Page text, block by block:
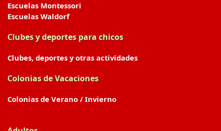
Escuelas Montessori
Escuelas Waldorf
Clubes y deportes para chicos
Clubes, deportes y otras actividades
Colonias de Vacaciones
Colonias de Verano / Invierno